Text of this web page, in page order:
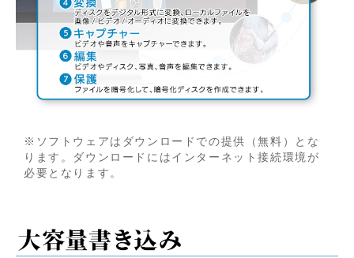
※ソフトウェアはダウンロードでの提供（無料）とな
ります。ダウンロードにはインターネット接続環境が
必要となります。